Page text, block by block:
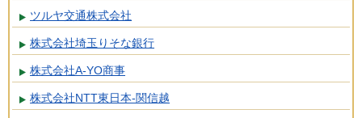
ツルヤ交通株式会社
株式会社埼玉りそな銀行
株式会社A-YO商事
株式会社NTT東日本-関信越